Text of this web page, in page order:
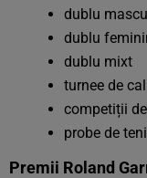
dublu
dublu
dublu mixt
turnee de
competiții
probe de
Premii Roland